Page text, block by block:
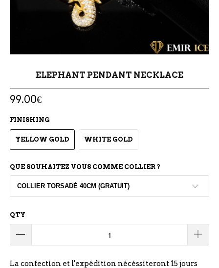
ELEPHANT PENDANT NECKLACE
99.00€
FINISHING
YELLOW GOLD WHITE GOLD
QUE SOUHAITEZ VOUS COMME COLLIER ?
QTY
La confection et l'expédition nécéssiteront 15 jours